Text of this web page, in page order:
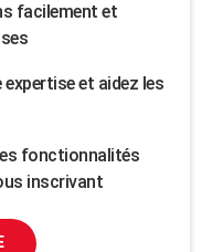
facilement et
et aidez les
fonctionnalités
inscrivant